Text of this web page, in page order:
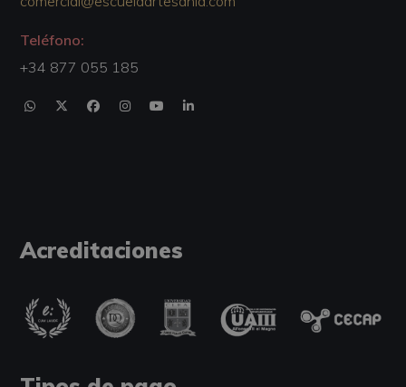
Teléfono:
+34 877 055 185
Acreditaciones